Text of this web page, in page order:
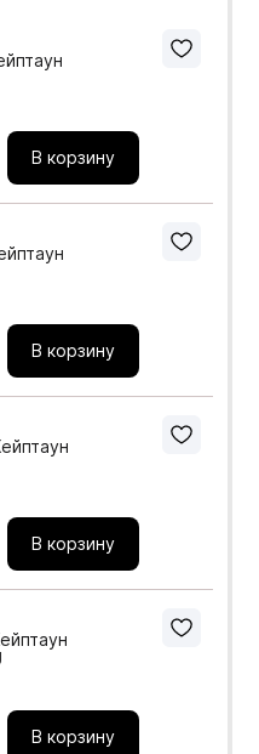
В корзину
В корзину
В корзину
В корзину